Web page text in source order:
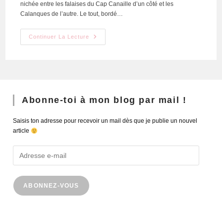
nichée entre les falaises du Cap Canaille d’un côté et les
Calanques de l’autre. Le tout, bordé…
Continuer La Lecture
Abonne-toi à mon blog par mail !
Saisis ton adresse pour recevoir un mail dès que je publie un nouvel
article
ABONNEZ-VOUS